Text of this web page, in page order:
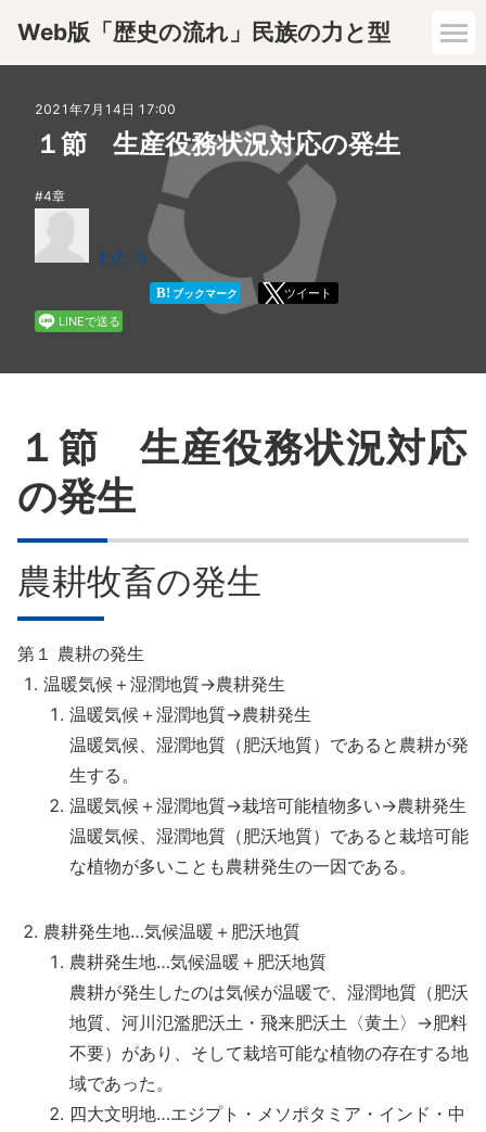
Web版「歴史の流れ」民族の力と型
2章
4章
7章
9章
11章
2021年7月14日 17:00
１節 生産役務状況対応の発生
4章
わたり
B! ブックマーク
ツイート
LINEで送る
１節 生産役務状況対応
の発生
農耕牧畜の発生
第１ 農耕の発生
温暖気候＋湿潤地質→農耕発生
温暖気候＋湿潤地質→農耕発生
温暖気候、湿潤地質（肥沃地質）であると農耕が発
生する。
温暖気候＋湿潤地質→栽培可能植物多い→農耕発生
温暖気候、湿潤地質（肥沃地質）であると栽培可能
な植物が多いことも農耕発生の一因である。
農耕発生地…気候温暖＋肥沃地質
農耕発生地…気候温暖＋肥沃地質
農耕が発生したのは気候が温暖で、湿潤地質（肥沃
地質、河川氾濫肥沃土・飛来肥沃土〈黄土〉→肥料
不要）があり、そして栽培可能な植物の存在する地
域であった。
四大文明地…エジプト・メソポタミア・インド・中